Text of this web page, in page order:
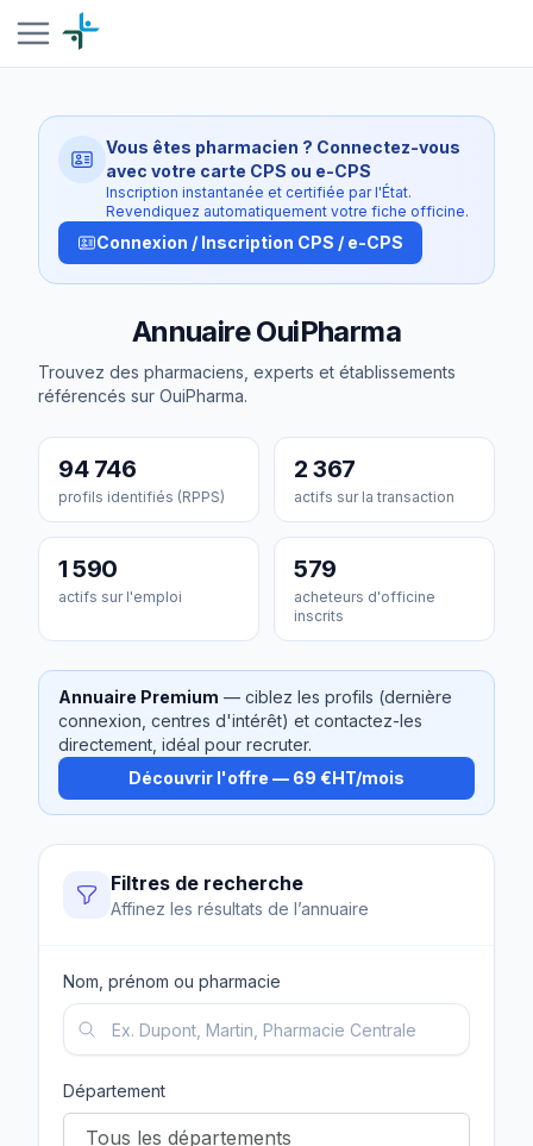
Vous êtes pharmacien ? Connectez-vous
avec votre carte CPS ou e-CPS
Inscription instantanée et certifiée par l'État.
Revendiquez automatiquement votre fiche officine.
Connexion / Inscription CPS / e-CPS
Annuaire OuiPharma
Trouvez des pharmaciens, experts et établissements
référencés sur OuiPharma.
94 746
profils identifiés (RPPS)
2 367
actifs sur la transaction
1 590
actifs sur l'emploi
579
acheteurs d'officine
inscrits
Annuaire Premium — ciblez les profils (dernière
connexion, centres d'intérêt) et contactez-les
directement, idéal pour recruter.
Découvrir l'offre — 69 €HT/mois
Filtres de recherche
Affinez les résultats de l’annuaire
Nom, prénom ou pharmacie
Département